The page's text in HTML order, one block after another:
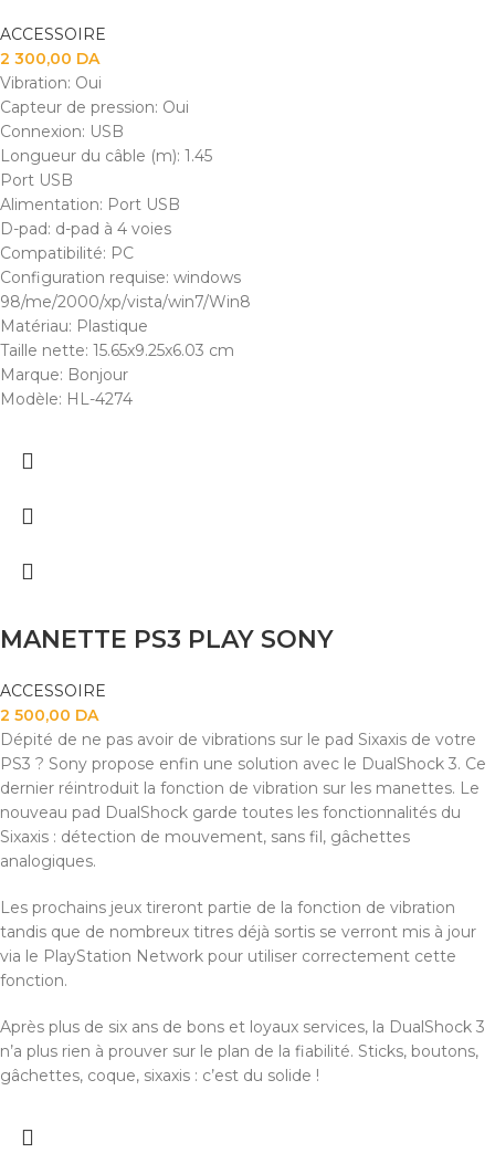
ACCESSOIRE
2 300,00 DA
Vibration: Oui
Capteur de pression: Oui
Connexion: USB
Longueur du câble (m): 1.45
Port USB
Alimentation: Port USB
D-pad: d-pad à 4 voies
Compatibilité: PC
Configuration requise: windows
98/me/2000/xp/vista/win7/Win8
Matériau: Plastique
Taille nette: 15.65x9.25x6.03 cm
Marque: Bonjour
Modèle: HL-4274
MANETTE PS3 PLAY SONY
ACCESSOIRE
2 500,00 DA
Dépité de ne pas avoir de vibrations sur le pad Sixaxis de votre
PS3 ? Sony propose enfin une solution avec le DualShock 3. Ce
dernier réintroduit la fonction de vibration sur les manettes. Le
nouveau pad DualShock garde toutes les fonctionnalités du
Sixaxis : détection de mouvement, sans fil, gâchettes
analogiques.
Les prochains jeux tireront partie de la fonction de vibration
tandis que de nombreux titres déjà sortis se verront mis à jour
via le PlayStation Network pour utiliser correctement cette
fonction.
Après plus de six ans de bons et loyaux services, la DualShock 3
n’a plus rien à prouver sur le plan de la fiabilité. Sticks, boutons,
gâchettes, coque, sixaxis : c’est du solide !